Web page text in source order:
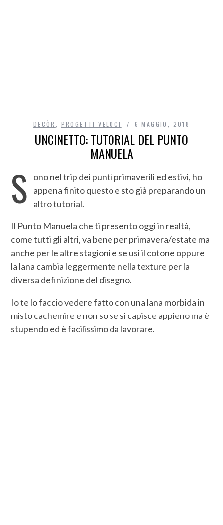
DI ACCESSO AI DATI
DECÒR PROGETTI VELOCI 6 MAGGIO, 2018
UNCINETTO: TUTORIAL DEL PUNTO
MANUELA
S
ono nel trip dei punti primaverili ed estivi, ho
appena finito questo e sto già preparando un
altro tutorial.
Il Punto Manuela che ti presento oggi in realtà,
come tutti gli altri, va bene per primavera/estate ma
anche per le altre stagioni e se usi il cotone oppure
la lana cambia leggermente nella texture per la
diversa definizione del disegno.
Io te lo faccio vedere fatto con una lana morbida in
misto cachemire e non so se si capisce appieno ma è
stupendo ed è facilissimo da lavorare.